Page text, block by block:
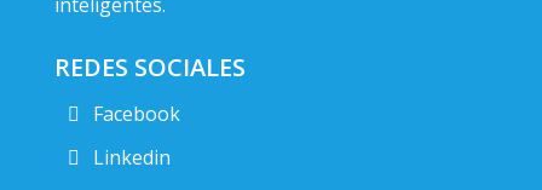
REDES SOCIALES
Facebook
Linkedin